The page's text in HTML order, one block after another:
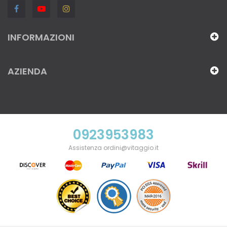
INFORMAZIONI
AZIENDA
0923953983
Assistenza ordini@vitaggio.it